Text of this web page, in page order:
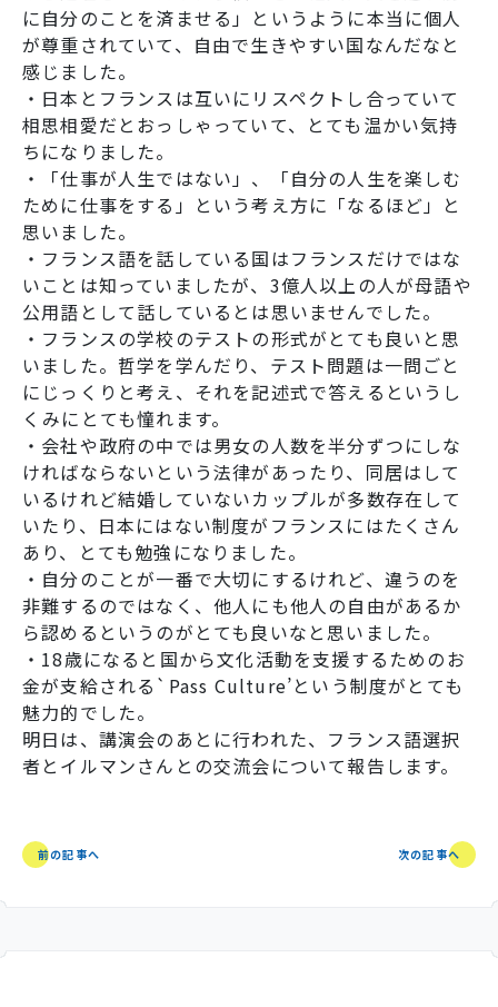
に自分のことを済ませる」というように本当に個人
が尊重されていて、自由で生きやすい国なんだなと
感じました。
・日本とフランスは互いにリスペクトし合っていて
相思相愛だとおっしゃっていて、とても温かい気持
ちになりました。
・「仕事が人生ではない」、「自分の人生を楽しむ
ために仕事をする」という考え方に「なるほど」と
思いました。
・フランス語を話している国はフランスだけではな
いことは知っていましたが、3億人以上の人が母語や
公用語として話しているとは思いませんでした。
・フランスの学校のテストの形式がとても良いと思
いました。哲学を学んだり、テスト問題は一問ごと
にじっくりと考え、それを記述式で答えるというし
くみにとても憧れます。
・会社や政府の中では男女の人数を半分ずつにしな
ければならないという法律があったり、同居はして
いるけれど結婚していないカップルが多数存在して
いたり、日本にはない制度がフランスにはたくさん
あり、とても勉強になりました。
・自分のことが一番で大切にするけれど、違うのを
非難するのではなく、他人にも他人の自由があるか
ら認めるというのがとても良いなと思いました。
・18歳になると国から文化活動を支援するためのお
金が支給される`Pass Culture’という制度がとても
魅力的でした。
明日は、講演会のあとに行われた、フランス語選択
者とイルマンさんとの交流会について報告します。
前の記事へ 次の記事へ